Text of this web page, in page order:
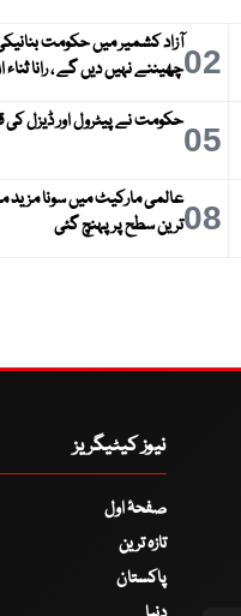
02آزاد کشمیر میں حکومت
چھیننے نہیں دیں گے ، رانا ثناء
05حکومت نے پیٹرول اور ڈیزل
08ترین سطح پر پہنچ گئی
نیوز کیٹیگریز
صفحۂ اول
تازہ ترین
پاکستان